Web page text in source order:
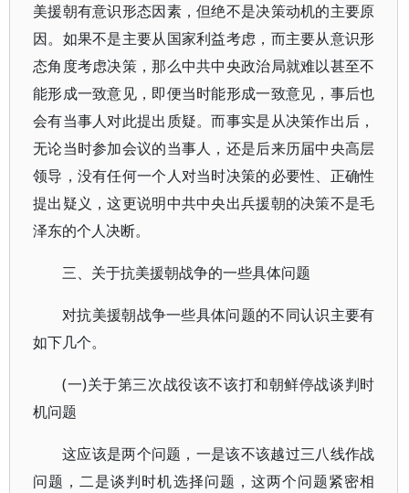
美援朝有意识形态因素，但绝不是决策动机的主要原
因。如果不是主要从国家利益考虑，而主要从意识形
态角度考虑决策，那么中共中央政治局就难以甚至不
能形成一致意见，即便当时能形成一致意见，事后也
会有当事人对此提出质疑。而事实是从决策作出后，
无论当时参加会议的当事人，还是后来历届中央高层
领导，没有任何一个人对当时决策的必要性、正确性
提出疑义，这更说明中共中央出兵援朝的决策不是毛
泽东的个人决断。
三、关于抗美援朝战争的一些具体问题
对抗美援朝战争一些具体问题的不同认识主要有
如下几个。
(一)关于第三次战役该不该打和朝鲜停战谈判时
机问题
这应该是两个问题，一是该不该越过三八线作战
问题，二是谈判时机选择问题，这两个问题紧密相